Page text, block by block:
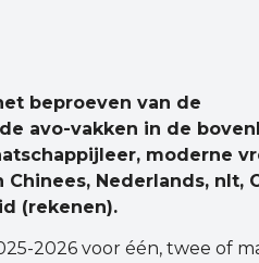
beproeven van de
avo-vakken in de
moderne
Chinees, Nederlands, nlt,
(rekenen).
2026 voor één, twee of